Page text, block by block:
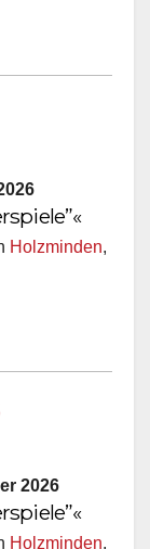
Holzminden,
2026
Holzminden,